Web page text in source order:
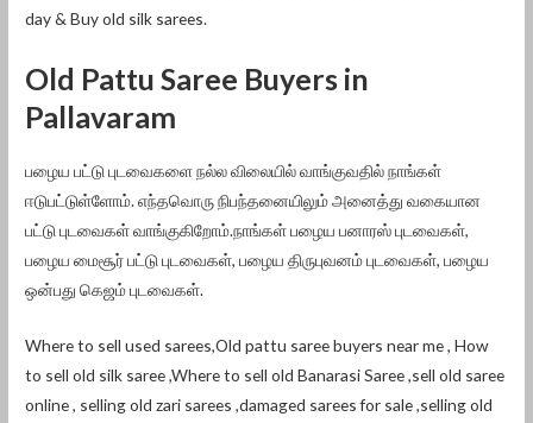
day & Buy old silk sarees.
Old Pattu Saree Buyers in
Pallavaram
பழைய பட்டு புடவைகளை நல்ல விலையில் வாங்குவதில் நாங்கள்
ஈடுபட்டுள்ளோம். எந்தவொரு நிபந்தனையிலும் அனைத்து வகையான
பட்டு புடவைகள் வாங்குகிறோம்.நாங்கள் பழைய பனாரஸ் புடவைகள்,
பழைய மைசூர் பட்டு புடவைகள், பழைய திருபுவனம் புடவைகள், பழைய
ஒன்பது கெஜம் புடவைகள்.
Where to sell used sarees,Old pattu saree buyers near me , How
to sell old silk saree ,Where to sell old Banarasi Saree ,sell old saree
online , selling old zari sarees ,damaged sarees for sale ,selling old